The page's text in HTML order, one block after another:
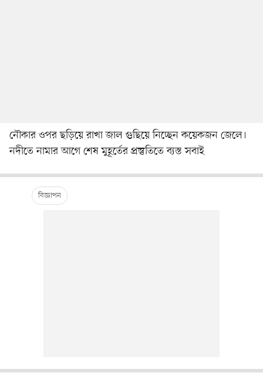
নৌকার ওপর ছড়িয়ে রাখা জাল গুছিয়ে নিচ্ছেন কয়েকজন জেলে।
নদীতে নামার আগে শেষ মুহূর্তের প্রস্তুতিতে ব্যস্ত সবাই